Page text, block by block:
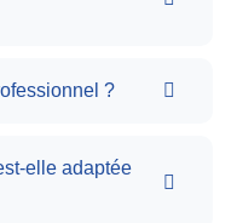
?
elle adaptée